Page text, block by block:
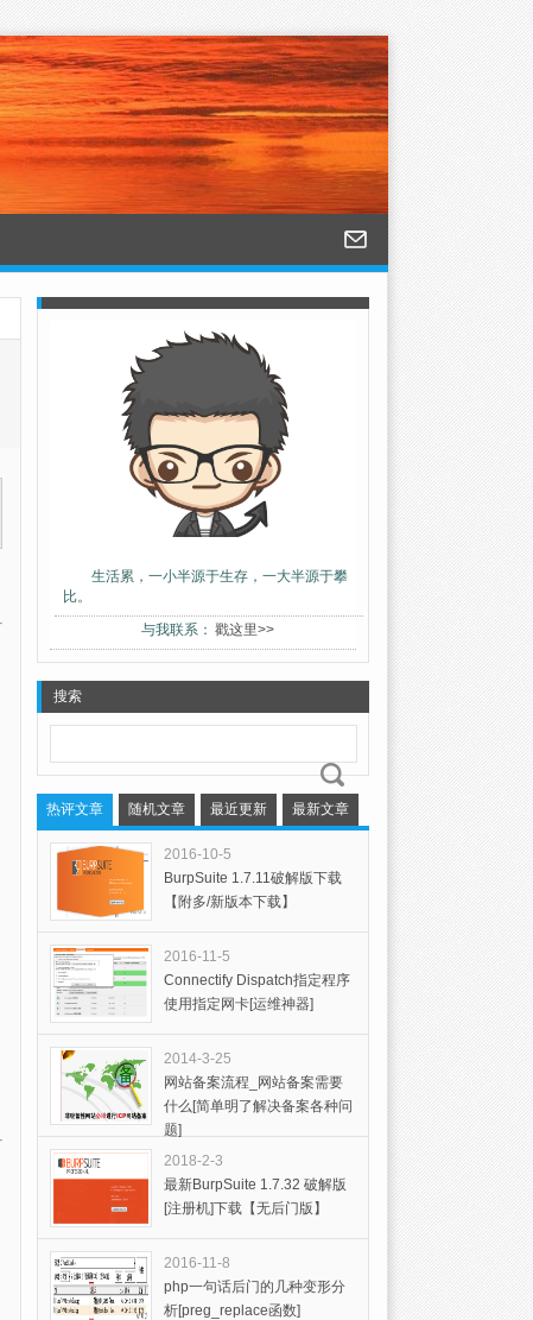
生活累，一小半源于生存，一大半源于攀
比。
与我联系： 戳这里>>
搜索
热评文章 随机文章 最近更新 最新文章
2016-10-5
BurpSuite 1.7.11破解版下载
【附多/新版本下载】
2016-11-5
Connectify Dispatch指定程序
使用指定网卡[运维神器]
2014-3-25
网站备案流程_网站备案需要
什么[简单明了解决备案各种问
题]
2018-2-3
最新BurpSuite 1.7.32 破解版
[注册机]下载【无后门版】
2016-11-8
php一句话后门的几种变形分
析[preg_replace函数]